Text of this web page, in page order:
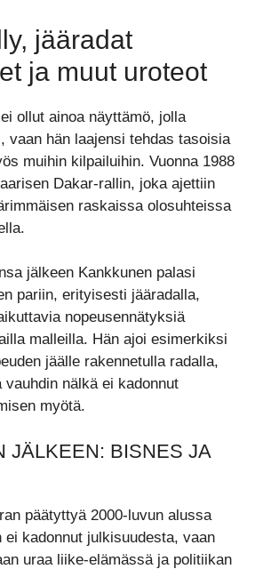
jääradat
ja muut uroteot
ollut ainoa näyttämö, jolla
vaan hän laajensi tehdas tasoisia
muihin kilpailuihin. Vuonna 1988
Dakar-rallin, joka ajettiin
raskaissa olosuhteissa
jälkeen Kankkunen palasi
pariin, erityisesti jääradalla,
nopeusennätyksiä
malleilla. Hän ajoi esimerkiksi
jäälle rakennetulla radalla,
nälkä ei kadonnut
myötä.
JÄLKEEN: BISNES JA
päätyttyä 2000-luvun alussa
ei kadonnut julkisuudesta, vaan
uraa liike-elämässä ja politiikan